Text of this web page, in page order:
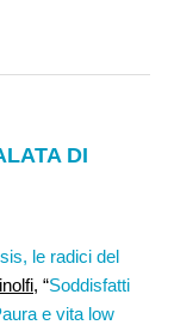
DI
le radici del
, “Soddisfatti
e vita low